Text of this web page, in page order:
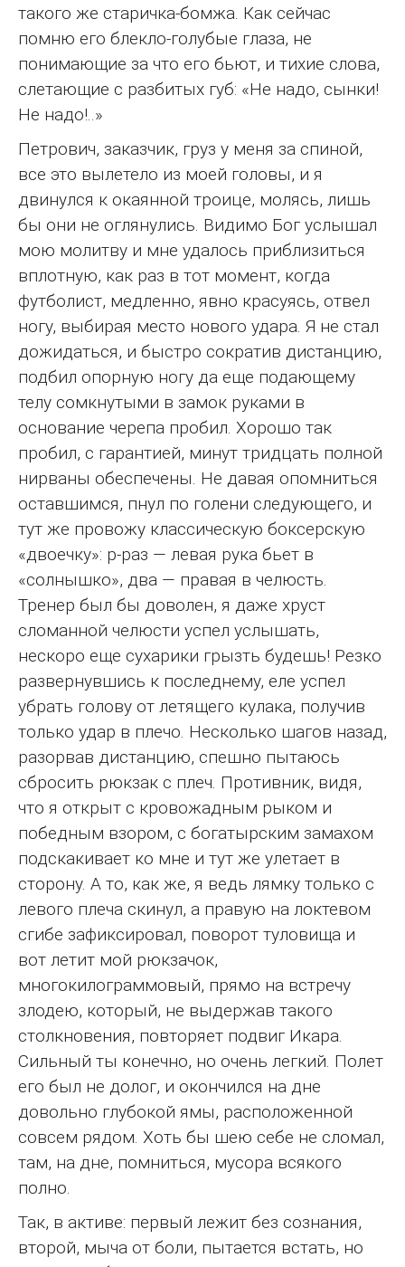
такого же старичка-бомжа. Как сейчас
помню его блекло-голубые глаза, не
понимающие за что его бьют, и тихие слова,
слетающие с разбитых губ: «Не надо, сынки!
Не надо!..»
Петрович, заказчик, груз у меня за спиной,
все это вылетело из моей головы, и я
двинулся к окаянной троице, молясь, лишь
бы они не оглянулись. Видимо Бог услышал
мою молитву и мне удалось приблизиться
вплотную, как раз в тот момент, когда
футболист, медленно, явно красуясь, отвел
ногу, выбирая место нового удара. Я не стал
дожидаться, и быстро сократив дистанцию,
подбил опорную ногу да еще подающему
телу сомкнутыми в замок руками в
основание черепа пробил. Хорошо так
пробил, с гарантией, минут тридцать полной
нирваны обеспечены. Не давая опомниться
оставшимся, пнул по голени следующего, и
тут же провожу классическую боксерскую
«двоечку»: р-раз — левая рука бьет в
«солнышко», два — правая в челюсть.
Тренер был бы доволен, я даже хруст
сломанной челюсти успел услышать,
нескоро еще сухарики грызть будешь! Резко
развернувшись к последнему, еле успел
убрать голову от летящего кулака, получив
только удар в плечо. Несколько шагов назад,
разорвав дистанцию, спешно пытаюсь
сбросить рюкзак с плеч. Противник, видя,
что я открыт с кровожадным рыком и
победным взором, с богатырским замахом
подскакивает ко мне и тут же улетает в
сторону. А то, как же, я ведь лямку только с
левого плеча скинул, а правую на локтевом
сгибе зафиксировал, поворот туловища и
вот летит мой рюкзачок,
многокилограммовый, прямо на встречу
злодею, который, не выдержав такого
столкновения, повторяет подвиг Икара.
Сильный ты конечно, но очень легкий. Полет
его был не долог, и окончился на дне
довольно глубокой ямы, расположенной
совсем рядом. Хоть бы шею себе не сломал,
там, на дне, помниться, мусора всякого
полно.
Так, в активе: первый лежит без сознания,
второй, мыча от боли, пытается встать, но